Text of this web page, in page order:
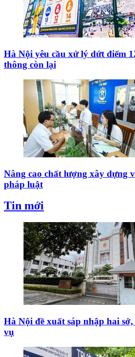
Hà Nội yêu cầu xử lý dứt điểm
thông còn lại
Nâng cao chất lượng xây dựng
pháp luật
Tin mới
Hà Nội đề xuất sáp nhập hai
vụ